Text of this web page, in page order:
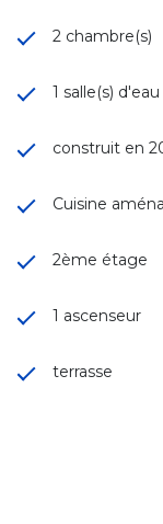
2 chambre(s)
1 salle(s) d'eau
construit en
Cuisine
2ème étage
1 ascenseur
terrasse